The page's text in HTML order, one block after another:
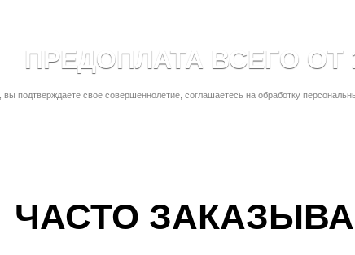
ПРЕДОПЛАТА ВСЕГО ОТ
подтверждаете свое совершеннолетие, соглашаетесь на обработку
ЧАСТО